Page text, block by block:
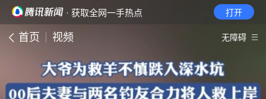
· 获取全网一手热点 打开
首页 视频 无障碍